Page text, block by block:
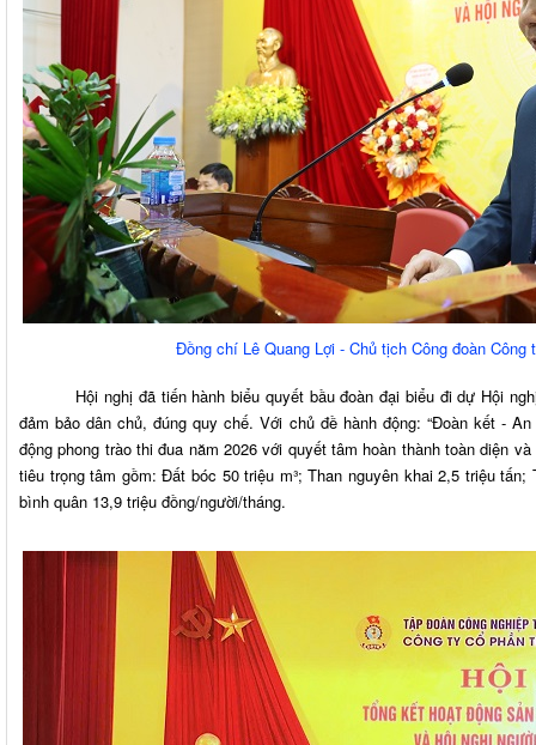
Đồng chí Lê Quang Lợi - Chủ tịch Công đoàn Công
Hội nghị đã tiến hành biểu quyết bầu đoàn đại biểu đi dự Hội nghị
đảm bảo dân chủ, đúng quy chế. Với chủ đề hành động: “Đoàn kết -
động phong trào thi đua năm 2026 với quyết tâm hoàn thành toàn diện
tiêu trọng tâm gồm: Đất bóc 50 triệu m³; Than nguyên khai 2,5 triệu
bình quân 13,9 triệu đồng/người/tháng.